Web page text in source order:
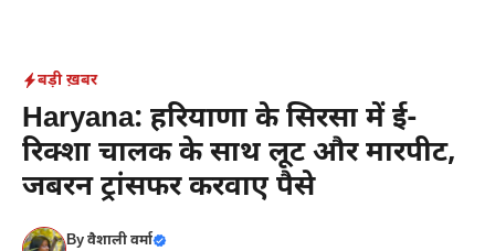
content
बड़ी ख़बर
Haryana: हरियाणा के सिरसा में ई-
रिक्शा चालक के साथ लूट और मारपीट,
जबरन ट्रांसफर करवाए पैसे
Byवैशाली वर्मा